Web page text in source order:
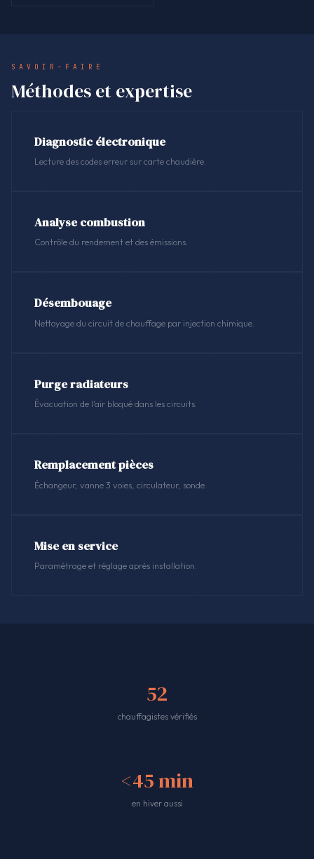
SAVOIR-FAIRE
Méthodes et expertise
Diagnostic électronique
Lecture des codes erreur sur carte chaudière.
Analyse combustion
Contrôle du rendement et des émissions.
Désembouage
Nettoyage du circuit de chauffage par injection chimique.
Purge radiateurs
Évacuation de l'air bloqué dans les circuits.
Remplacement pièces
Échangeur, vanne 3 voies, circulateur, sonde.
Mise en service
Paramétrage et réglage après installation.
52
chauffagistes vérifiés
<45 min
en hiver aussi